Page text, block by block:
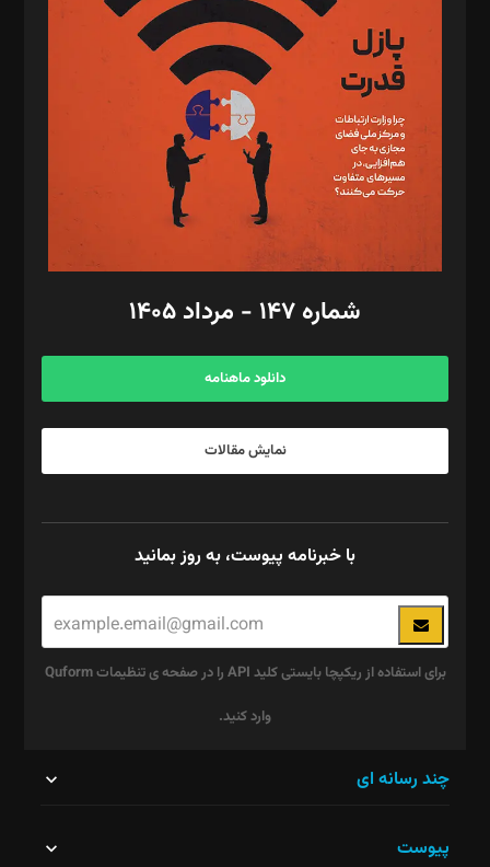
تحریریه‌: مجتبی محمود‌ی، آرش برهمند، یسنا امان‌پور، سروش کرمیان،
مصطفی مسجدی آرانی، ابوالفضل رجبی، زهرا فکرانه، فائزه فتحی
رستمی،مصطفی باستان
ویرایش: نگار استاد‌‌آقا
طراح یونیفرم: مجید توکلی
فیلمبرداری و عکاسی: امیر شفیعی، مانی لطفی زاده
گرافیک و صفحه‌آرایی: سید‌سبحان‌علی ثابت
مد‌یر توسعه تجاری: کامبیز برید‌
امور مالی: شاپور رهبری، محمد‌ کاظمی‌نیا
آگهی و مشترکین: ۰۹۱۹۹۹۹۰۴۵۴
شماره ۱۴۷ - مرداد ۱۴۰۵
دانلود ماهنامه
نمایش مقالات
با خبرنامه پیوست، به روز بمانید
برای استفاده از ریکپچا بایستی کلید API را در صفحه ی تنظیمات Quform
وارد کنید.
نباید
چند رسانه ای
پیوست